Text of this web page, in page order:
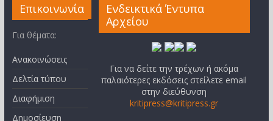
Επικοινωνία
Για θέματα:
Ανακοινώσεις
Δελτία τύπου
Διαφήμιση
Δημοσίευση
Ενδεικτικά Έντυπα
Αρχείου
Για να δείτε την τρέχων ή ακόμα
παλαιότερες εκδόσεις στείλετε email
στην διεύθυνση
kritipress@kritipress.gr